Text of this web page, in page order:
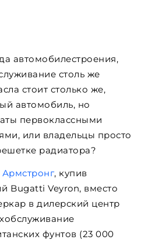
автомобилестроения,
столь же
стоит столько же,
автомобиль, но
первоклассными
или владельцы просто
радиатора?
, купив
Bugatti Veyron, вместо
в дилерский центр
фунтов (23 000